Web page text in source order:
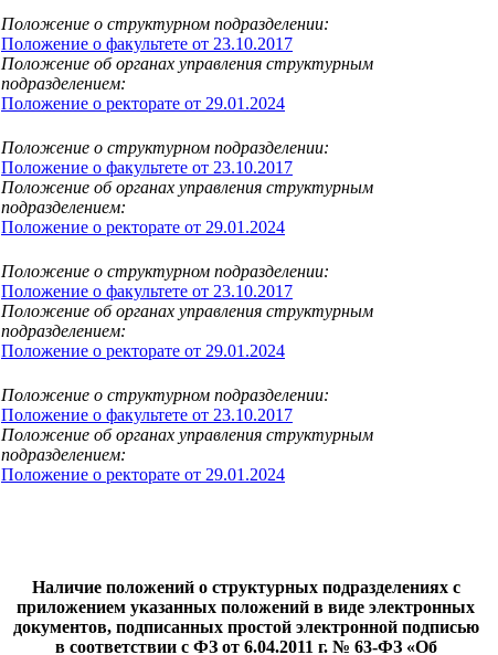
Положение о структурном подразделении:
Положение о факультете от 23.10.2017
Положение об органах управления структурным
подразделением:
Положение о ректорате от 29.01.2024
Положение о структурном подразделении:
Положение о факультете от 23.10.2017
Положение об органах управления структурным
подразделением:
Положение о ректорате от 29.01.2024
Положение о структурном подразделении:
Положение о факультете от 23.10.2017
Положение об органах управления структурным
подразделением:
Положение о ректорате от 29.01.2024
Положение о структурном подразделении:
Положение о факультете от 23.10.2017
Положение об органах управления структурным
подразделением:
Положение о ректорате от 29.01.2024
Наличие положений о структурных подразделениях с
приложением указанных положений в виде электронных
документов, подписанных простой электронной подписью
в соответствии с ФЗ от 6.04.2011 г. № 63-ФЗ «Об